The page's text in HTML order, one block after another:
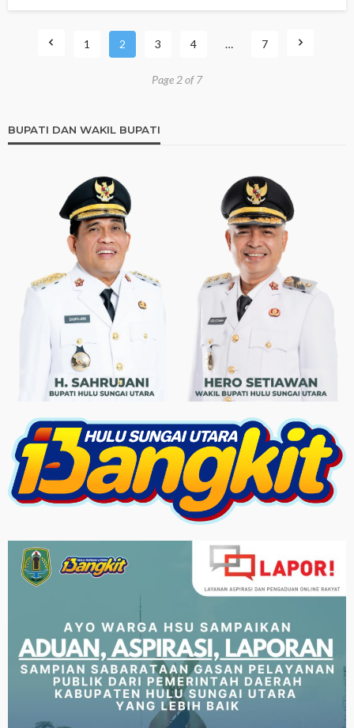
1 2 3 4 … 7
Page 2 of 7
BUPATI DAN WAKIL BUPATI